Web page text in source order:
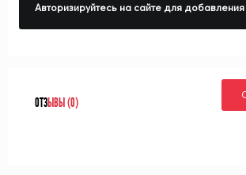
Авторизируйтесь на сайте для
ОТЗЫВЫ (0)